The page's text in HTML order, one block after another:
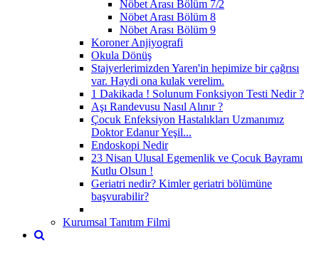
Nöbet Arası Bölüm 7/2
Nöbet Arası Bölüm 8
Nöbet Arası Bölüm 9
Koroner Anjiyografi
Okula Dönüş
Stajyerlerimizden Yaren'in hepimize bir çağrısı
var. Haydi ona kulak verelim.
1 Dakikada ! Solunum Fonksiyon Testi Nedir ?
Aşı Randevusu Nasıl Alınır ?
Çocuk Enfeksiyon Hastalıkları Uzmanımız
Doktor Edanur Yeşil...
Endoskopi Nedir
23 Nisan Ulusal Egemenlik ve Çocuk Bayramı
Kutlu Olsun !
Geriatri nedir? Kimler geriatri bölümüne
başvurabilir?
Kurumsal Tanıtım Filmi